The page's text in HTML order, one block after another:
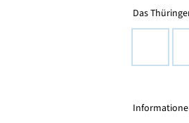
Das